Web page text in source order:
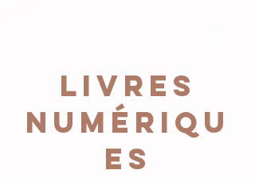
livres
numériqu
es